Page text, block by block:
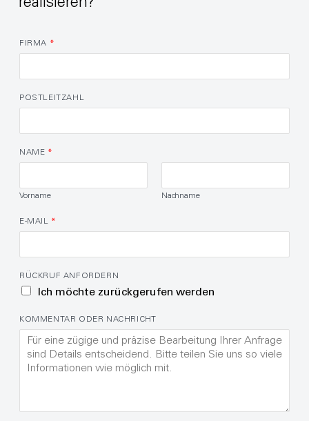
realisieren?
FIRMA *
POSTLEITZAHL
NAME *
Vorname Nachname
E-MAIL *
RÜCKRUF ANFORDERN
Ich möchte zurückgerufen werden
KOMMENTAR ODER NACHRICHT